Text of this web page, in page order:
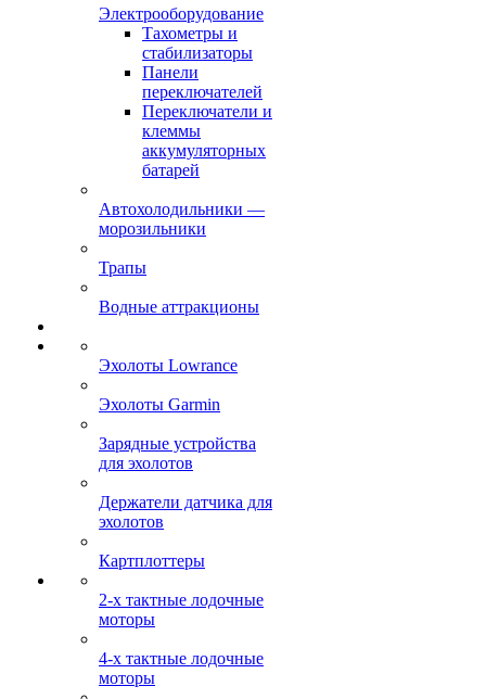
Электрооборудование
Тахометры и
стабилизаторы
Панели
переключателей
Переключатели и
клеммы
аккумуляторных
батарей
Автохолодильники —
морозильники
Трапы
Водные аттракционы
Эхолоты Lowrance
Эхолоты Garmin
Зарядные устройства
для эхолотов
Держатели датчика для
эхолотов
Картплоттеры
2-х тактные лодочные
моторы
4-х тактные лодочные
моторы